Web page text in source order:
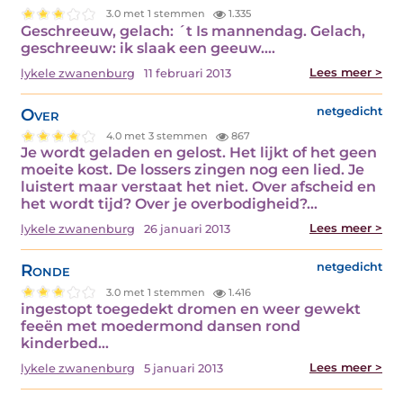
3.0 met 1 stemmen 1.335
Geschreeuw, gelach: ´t Is mannendag. Gelach,
geschreeuw: ik slaak een geeuw.…
lykele zwanenburg 11 februari 2013 Lees meer >
Over netgedicht
4.0 met 3 stemmen 867
Je wordt geladen en gelost. Het lijkt of het geen
moeite kost. De lossers zingen nog een lied. Je
luistert maar verstaat het niet. Over afscheid en
het wordt tijd? Over je overbodigheid?…
lykele zwanenburg 26 januari 2013 Lees meer >
Ronde netgedicht
3.0 met 1 stemmen 1.416
ingestopt toegedekt dromen en weer gewekt
feeën met moedermond dansen rond
kinderbed…
lykele zwanenburg 5 januari 2013 Lees meer >